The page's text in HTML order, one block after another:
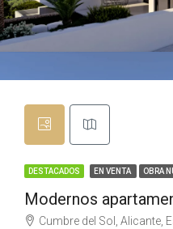
DESTACADOS EN VENTA OBRA
Modernos
Cumbre del Sol, Alicante,